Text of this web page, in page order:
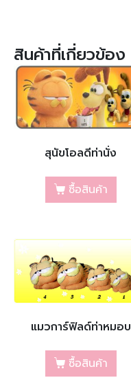
สินค้าที่เกี่ยวข้อง
สุนัขโอลดีท่านั่ง
ซื้อสินค้า
แมวการ์ฟิลด์ท่าหมอบ
ซื้อสินค้า